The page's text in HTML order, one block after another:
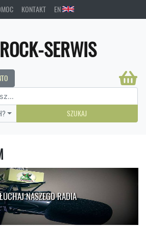
KONTAKT EN
ROCK-SERWIS
SZUKAJ
NASZEGO RADIA